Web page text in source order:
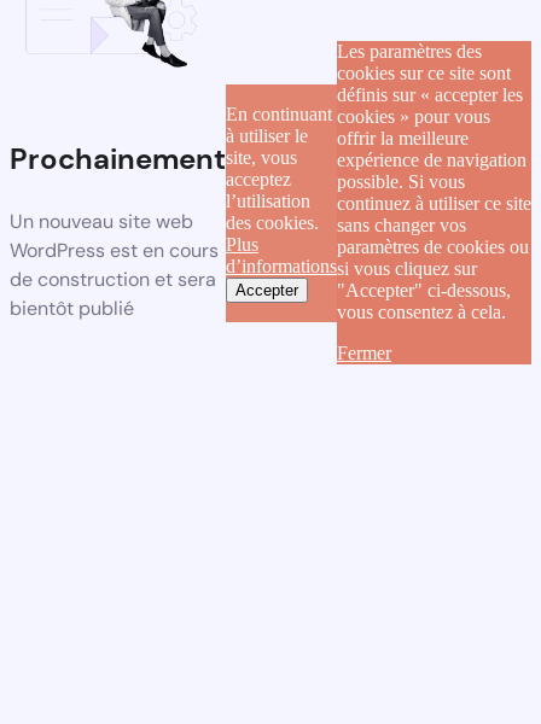
Prochainement
Un nouveau site web
WordPress est en cours
de construction et sera
bientôt publié
En continuant
à utiliser le
site, vous
acceptez
l’utilisation
des cookies.
Plus
d’informations
Accepter
Les paramètres des
cookies sur ce site sont
définis sur « accepter les
cookies » pour vous
offrir la meilleure
expérience de navigation
possible. Si vous
continuez à utiliser ce site
sans changer vos
paramètres de cookies ou
si vous cliquez sur
"Accepter" ci-dessous,
vous consentez à cela.
Fermer